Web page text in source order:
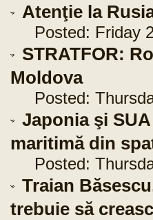
Atenţie la
Posted: Friday
STRATFOR:
Moldova
Posted:
Japonia şi
maritimă din
Posted:
Traian
trebuie să